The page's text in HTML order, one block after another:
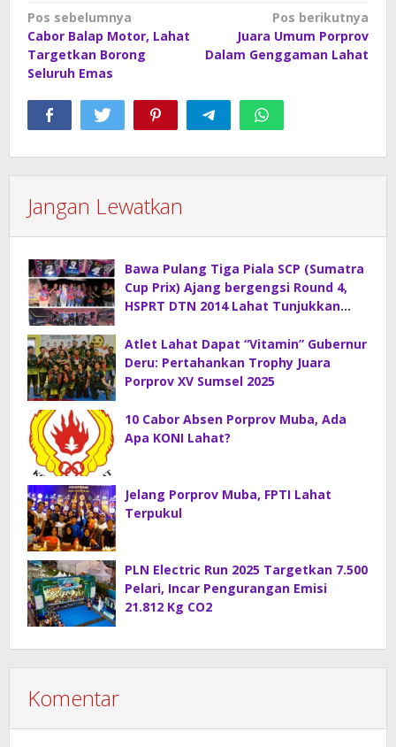
Navigasi
pos
Pos sebelumnya
Cabor Balap Motor, Lahat
Targetkan Borong
Seluruh Emas
Pos berikutnya
Juara Umum Porprov
Dalam Genggaman Lahat
Jangan Lewatkan
Bawa Pulang Tiga Piala SCP (Sumatra
Cup Prix) Ajang bergengsi Round 4,
HSPRT DTN 2014 Lahat Tunjukkan
Atlet Lahat Dapat “Vitamin” Gubernur
Deru: Pertahankan Trophy Juara
Porprov XV Sumsel 2025
10 Cabor Absen Porprov Muba, Ada
Apa KONI Lahat?
Jelang Porprov Muba, FPTI Lahat
Terpukul
PLN Electric Run 2025 Targetkan 7.500
Pelari, Incar Pengurangan Emisi
21.812 Kg CO2
Komentar